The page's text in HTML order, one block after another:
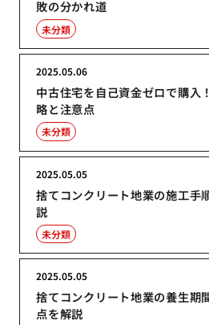
敗の分かれ道
未分類
中古住宅を自己資金ゼロで購入
略と注意点
2025.05.06
未分類
捨てコンクリート地業の施工手
説
2025.05.05
未分類
捨てコンクリート地業の養生期
点を解説
2025.05.05